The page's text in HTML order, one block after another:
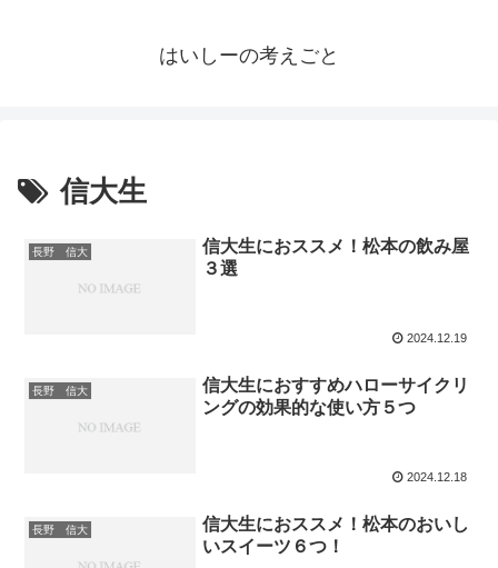
はいしーの考えごと
信大生
長野 信大
信大生におススメ！松本の飲み屋
３選
2024.12.19
長野 信大
信大生におすすめハローサイクリ
ングの効果的な使い方５つ
2024.12.18
長野 信大
信大生におススメ！松本のおいし
いスイーツ６つ！